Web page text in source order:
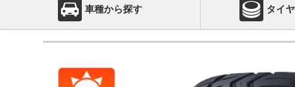
車種から探す タイ